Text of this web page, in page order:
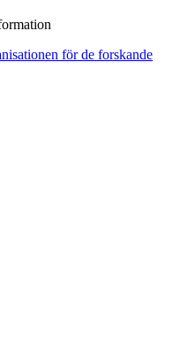
för de forskande